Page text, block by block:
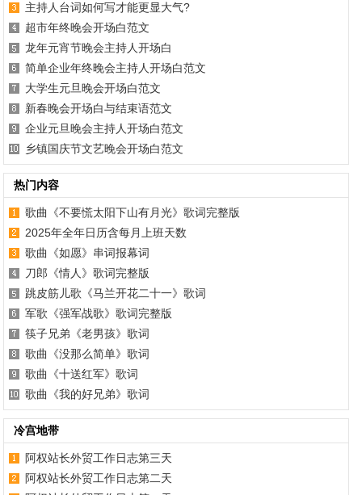
主持人台词如何写才能更显大气?
超市年终晚会开场白范文
龙年元宵节晚会主持人开场白
简单企业年终晚会主持人开场白范文
大学生元旦晚会开场白范文
新春晚会开场白与结束语范文
企业元旦晚会主持人开场白范文
乡镇国庆节文艺晚会开场白范文
热门内容
歌曲《不要慌太阳下山有月光》歌词完整版
2025年全年日历含每月上班天数
歌曲《如愿》串词报幕词
刀郎《情人》歌词完整版
跳皮筋儿歌《马兰开花二十一》歌词
军歌《强军战歌》歌词完整版
筷子兄弟《老男孩》歌词
歌曲《没那么简单》歌词
歌曲《十送红军》歌词
歌曲《我的好兄弟》歌词
冷宫地带
阿权站长外贸工作日志第三天
阿权站长外贸工作日志第二天